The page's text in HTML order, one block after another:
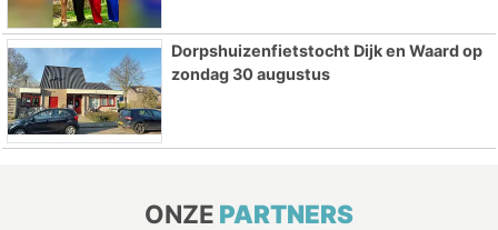
Dorpshuizenfietstocht Dijk en Waard op
zondag 30 augustus
ONZE PARTNERS